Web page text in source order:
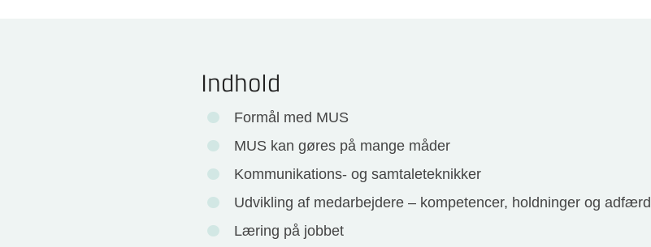
Indhold
Formål med MUS
MUS kan gøres på mange måder
Kommunikations- og samtaleteknikker
Udvikling af medarbejdere – kompetencer, holdninger og adfærd
Læring på jobbet